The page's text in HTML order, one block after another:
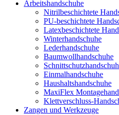
Arbeitshandschuhe
Nitrilbeschichtete
PU-beschichtete
Latexbeschichtete
Winterhandschuhe
Lederhandschuhe
Baumwollhandschuhe
Einmalhandschuhe
Haushaltshandschuhe
MaxiFlex
Klettverschluss-
Zangen und Werkzeuge